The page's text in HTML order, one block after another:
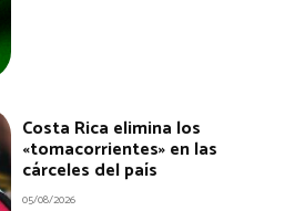
Costa Rica elimina los
«tomacorrientes» en las
cárceles del país
05/08/2026